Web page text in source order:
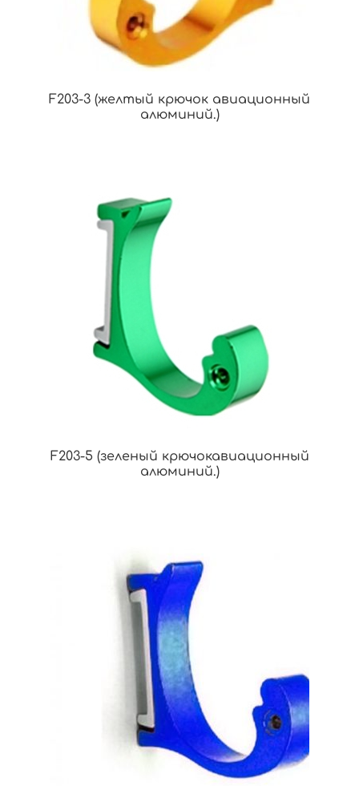
F203-3 (желтый крючок авиационный
алюминий.)
F203-5 (зеленый крючокавиационный
алюминий.)